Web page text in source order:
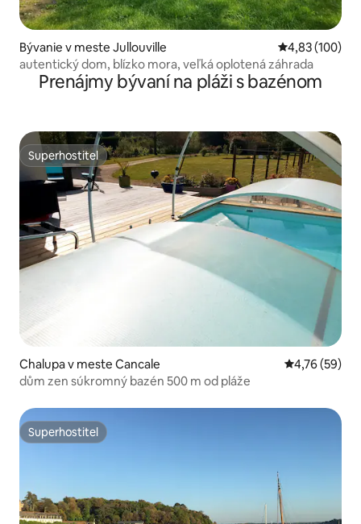
Bývanie v meste Jullouville Priemerné
4,83 (100)
autentický dom, blízko mora, veľká oplotená záhrada
Prenájmy bývaní na pláži s bazénom
Superhostiteľ
Superhostiteľ
Chalupa v meste Cancale Priemerné
4,76 (59)
dům zen súkromný bazén 500 m od pláže
Superhostiteľ
Superhostiteľ